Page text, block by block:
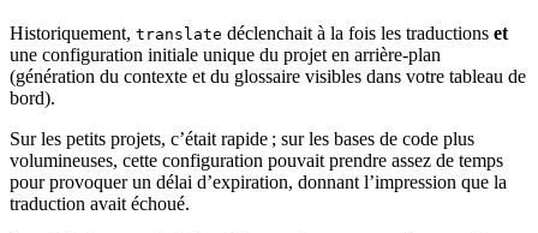
Historiquement, translate déclenchait à la fois les traductions et
une configuration initiale unique du projet en arrière-plan
(génération du contexte et du glossaire visibles dans votre tableau de
bord).
Sur les petits projets, c’était rapide ; sur les bases de code plus
volumineuses, cette configuration pouvait prendre assez de temps
pour provoquer un délai d’expiration, donnant l’impression que la
traduction avait échoué.